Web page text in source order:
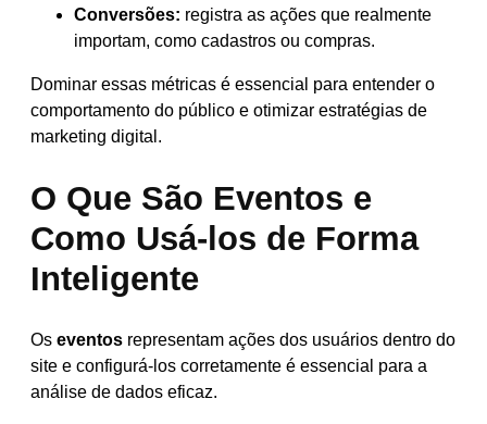
Conversões: registra as ações que realmente
importam, como cadastros ou compras.
Dominar essas métricas é essencial para entender o
comportamento do público e otimizar estratégias de
marketing digital.
O Que São Eventos e
Como Usá-los de Forma
Inteligente
Os eventos representam ações dos usuários dentro do
site e configurá-los corretamente é essencial para a
análise de dados eficaz.